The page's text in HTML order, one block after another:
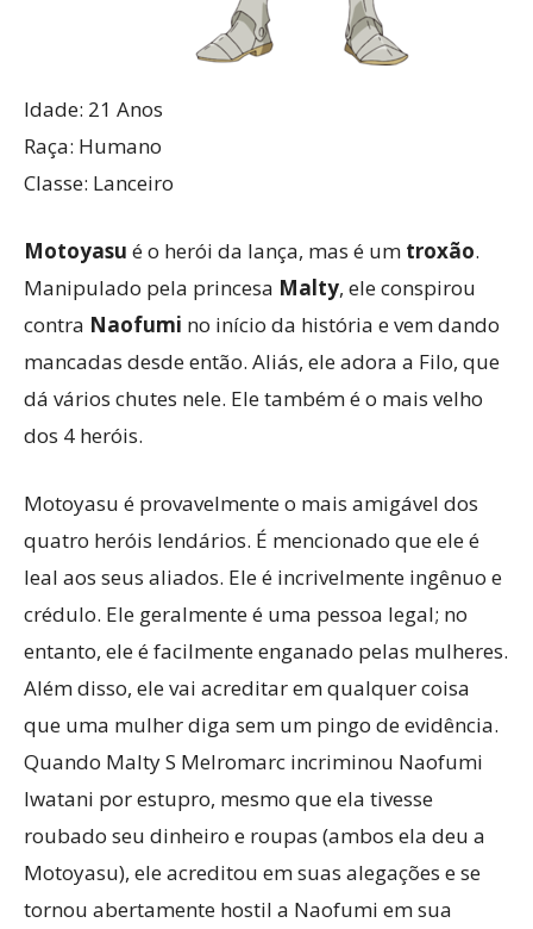
Idade: 21 Anos
Raça: Humano
Classe: Lanceiro
Motoyasu é o herói da lança, mas é um troxão.
Manipulado pela princesa Malty, ele conspirou
contra Naofumi no início da história e vem dando
mancadas desde então. Aliás, ele adora a Filo, que
dá vários chutes nele. Ele também é o mais velho
dos 4 heróis.
Motoyasu é provavelmente o mais amigável dos
quatro heróis lendários. É mencionado que ele é
leal aos seus aliados. Ele é incrivelmente ingênuo e
crédulo. Ele geralmente é uma pessoa legal; no
entanto, ele é facilmente enganado pelas mulheres.
Além disso, ele vai acreditar em qualquer coisa
que uma mulher diga sem um pingo de evidência.
Quando Malty S Melromarc incriminou Naofumi
Iwatani por estupro, mesmo que ela tivesse
roubado seu dinheiro e roupas (ambos ela deu a
Motoyasu), ele acreditou em suas alegações e se
tornou abertamente hostil a Naofumi em sua